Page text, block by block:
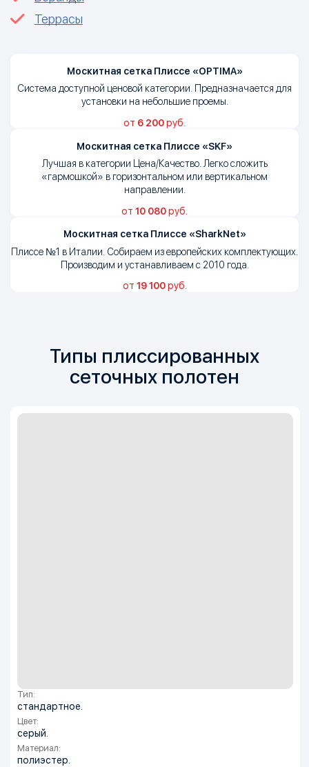
Террасы
Москитная сетка Плиссе «OPTIMA»
Система доступной ценовой категории. Предназначается для
установки на небольшие проемы.
от 6 200руб.
Москитная сетка Плиссе «SKF»
Лучшая в категории Цена/Качество. Легко сложить
«гармошкой» в горизонтальном или вертикальном
направлении.
от 10 080руб.
Москитная сетка Плиссе «SharkNet»
Плиссе №1 в Италии. Собираем из европейских комплектующих.
Производим и устанавливаем с 2010 года.
от 19 100руб.
Типы плиссированных
сеточных полотен
Тип:
стандартное.
Цвет:
серый.
Материал:
полиэстер.